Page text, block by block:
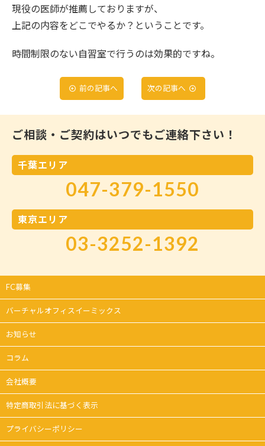
現役の医師が推薦しておりますが、
上記の内容をどこでやるか？ということです。
時間制限のない自習室で行うのは効果的ですね。
前の記事へ 次の記事へ
ご相談・ご契約はいつでもご連絡下さい！
千葉エリア
047-379-1550
東京エリア
03-3252-1392
FC募集
バーチャルオフィスイーミックス
お知らせ
コラム
会社概要
特定商取引法に基づく表示
プライバシーポリシー